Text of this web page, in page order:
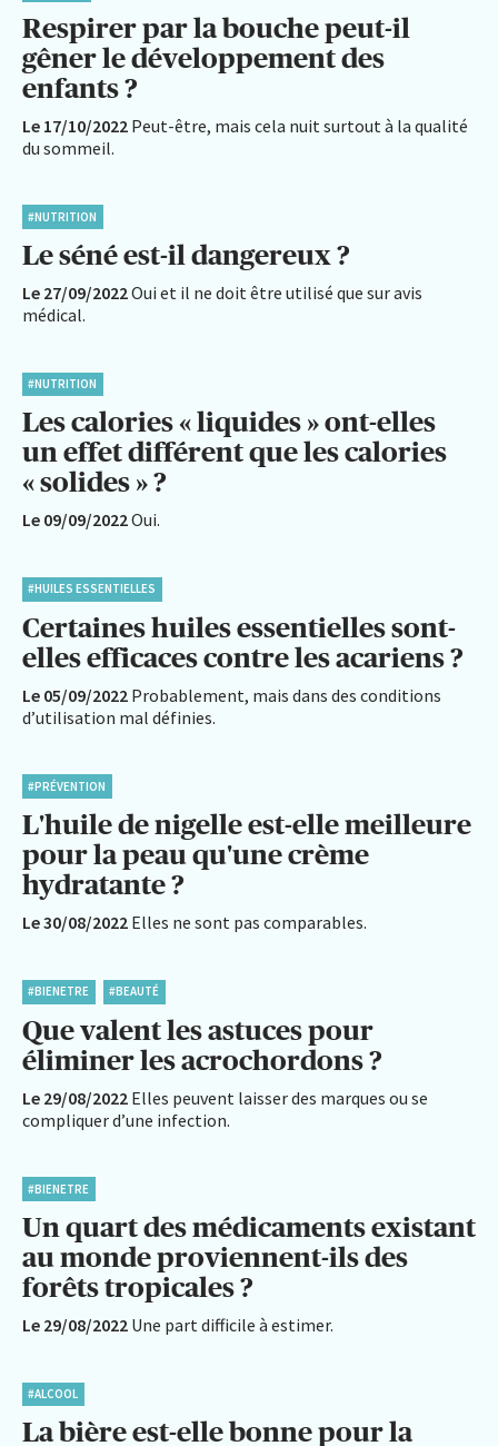
Respirer par la bouche peut-il
gêner le développement des
enfants ?
Le 17/10/2022 Peut-être, mais cela nuit surtout à la qualité
du sommeil.
#NUTRITION
Le séné est-il dangereux ?
Le 27/09/2022Oui et il ne doit être utilisé que sur avis
médical.
#NUTRITION
Les calories « liquides » ont-elles
un effet différent que les calories
« solides » ?
Le 09/09/2022Oui.
#HUILES ESSENTIELLES
Certaines huiles essentielles sont-
elles efficaces contre les acariens ?
Le 05/09/2022 Probablement, mais dans des conditions
d’utilisation mal définies.
#PRÉVENTION
L'huile de nigelle est-elle meilleure
pour la peau qu'une crème
hydratante ?
Le 30/08/2022 Elles ne sont pas comparables.
#BIENETRE #BEAUTÉ
Que valent les astuces pour
éliminer les acrochordons ?
Le 29/08/2022 Elles peuvent laisser des marques ou se
compliquer d’une infection.
#BIENETRE
Un quart des médicaments existant
au monde proviennent-ils des
forêts tropicales ?
Le 29/08/2022 Une part difficile à estimer.
#ALCOOL
La bière est-elle bonne pour la